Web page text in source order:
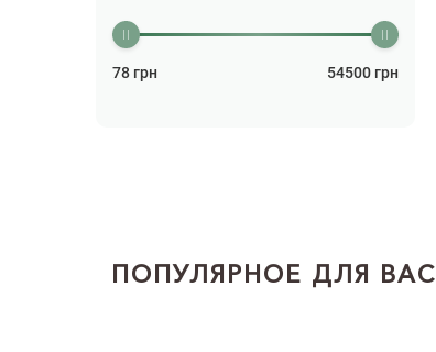
78 грн 54500 грн
ПОПУЛЯРНОЕ ДЛЯ ВАС